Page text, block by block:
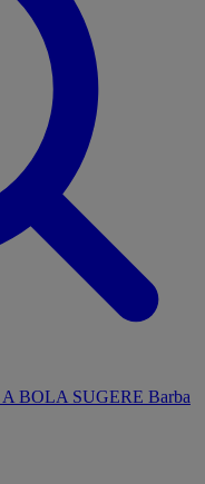
A BOLA SUGERE Barba